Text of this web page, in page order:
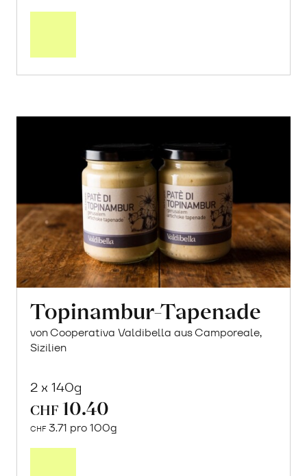
Topinambur-Tapenade
von Cooperativa Valdibella aus Camporeale,
Sizilien
2 x 140g
CHF 10.40
CHF 3.71 pro 100g